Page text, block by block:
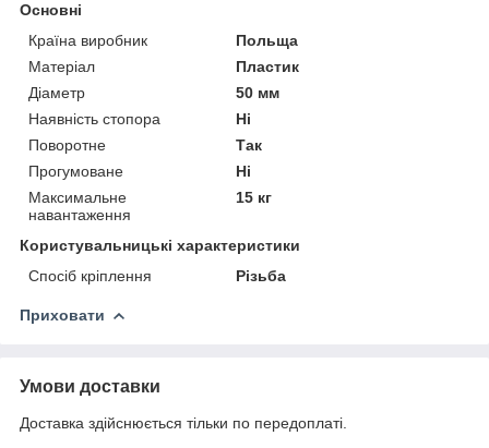
Основні
Країна виробник
Польща
Матеріал
Пластик
Діаметр
50 мм
Наявність стопора
Ні
Поворотне
Так
Прогумоване
Ні
Максимальне
навантаження
15 кг
Користувальницькі характеристики
Спосіб кріплення
Різьба
Приховати
Умови доставки
Доставка здійснюється тільки по передоплаті.